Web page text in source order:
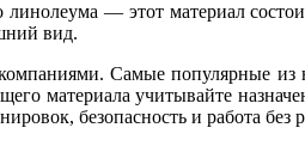
— этот материал
вид.
Самые популярные
материала учитывайте
безопасность и работа без